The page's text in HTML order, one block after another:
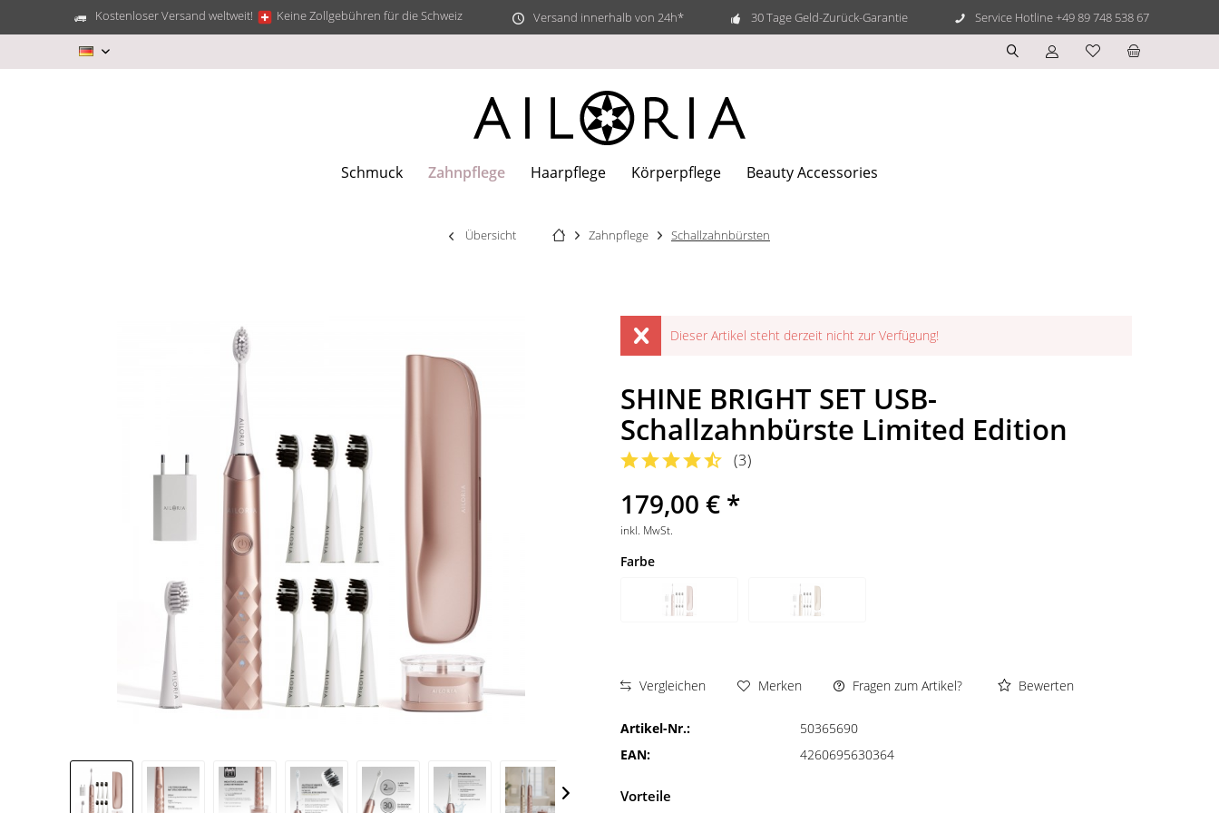
Kostenloser Versand weltweit! Keine Zollgebühren für die Schweiz Versand innerhalb von 24h* 30 Tage Geld-Zurück-Garantie Service Hotline +49 89 748 538 67
Schmuck Zahnpflege Haarpflege Körperpflege Beauty Accessories
Übersicht Zahnpflege Schallzahnbürsten
Dieser Artikel steht derzeit nicht zur Verfügung!
SHINE BRIGHT SET USB-
Schallzahnbürste Limited Edition
(3)
179,00 € *
inkl. MwSt.
Farbe
Vergleichen Merken Fragen zum Artikel? Bewerten
Artikel-Nr.:
50365690
EAN:
4260695630364
Vorteile